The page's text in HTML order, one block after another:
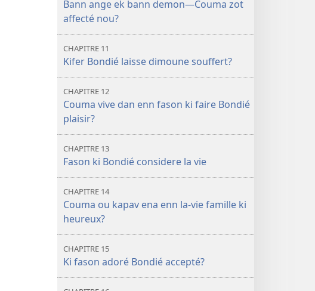
Bann ange ek bann demon—Couma zot
affecté nou?
CHAPITRE 11
Kifer Bondié laisse dimoune souffert?
CHAPITRE 12
Couma vive dan enn fason ki faire Bondié
plaisir?
CHAPITRE 13
Fason ki Bondié considere la vie
CHAPITRE 14
Couma ou kapav ena enn la-vie famille ki
heureux?
CHAPITRE 15
Ki fason adoré Bondié accepté?